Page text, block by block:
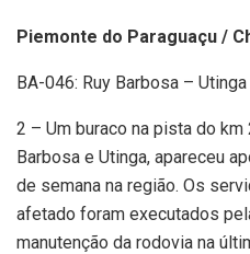
Piemonte do Paraguaçu /
BA-046: Ruy Barbosa – Utinga
2 – Um buraco na pista do
Barbosa e Utinga, apareceu
de semana na região. Os
afetado foram executados
manutenção da rodovia na